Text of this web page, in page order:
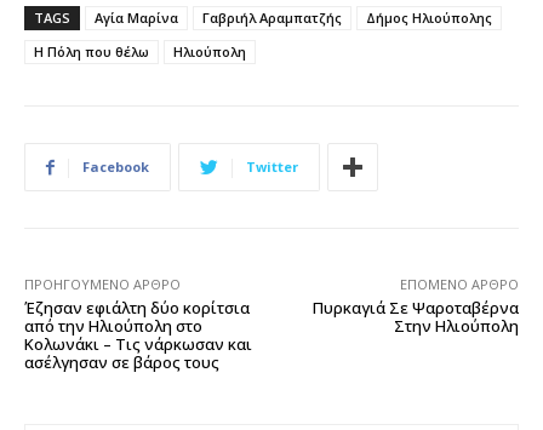
TAGS Αγία Μαρίνα Γαβριήλ Αραμπατζής
Δήμος Ηλιούπολης
Η Πόλη που θέλω
Ηλιούπολη
Facebook Twitter
ΠΡΟΗΓΟΎΜΕΝΟ ΆΡΘΡΟ
Έζησαν εφιάλτη δύο κορίτσια
από την Ηλιούπολη στο
Κολωνάκι – Τις νάρκωσαν και
ασέλγησαν σε βάρος τους
ΕΠΌΜΕΝΟ ΆΡΘΡΟ
Πυρκαγιά Σε Ψαροταβέρνα
Στην Ηλιούπολη